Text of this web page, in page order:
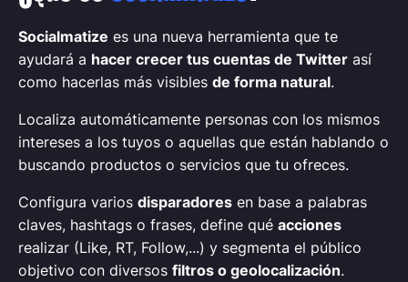
Socialmatize es una nueva herramienta que te
ayudará a hacer crecer tus cuentas de Twitter así
como hacerlas más visibles de forma natural.
Localiza automáticamente personas con los mismos
intereses a los tuyos o aquellas que están hablando o
buscando productos o servicios que tu ofreces.
Configura varios disparadores en base a palabras
claves, hashtags o frases, define qué acciones
realizar (Like, RT, Follow,...) y segmenta el público
objetivo con diversos filtros o geolocalización.